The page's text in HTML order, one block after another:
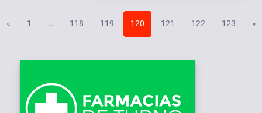
única ocupante de la unidad, tuvo
« 1 … 118 119 120 121 122 123 »